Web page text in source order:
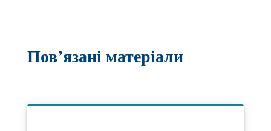
Пов’язані матеріали